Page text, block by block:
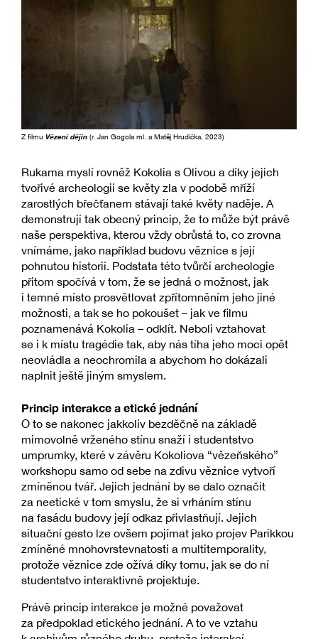
Z filmu Vězení dějin (r. Jan Gogola ml. a Matěj Hrudička, 2023)
Rukama myslí rovněž Kokolia s Olivou a díky jejich
tvořivé archeologii se květy zla v podobě mříží
zarostlých břečťanem stávají také květy naděje. A
demonstrují tak obecný princip, že to může být právě
naše perspektiva, kterou vždy obrůstá to, co zrovna
vnímáme, jako například budovu věznice s její
pohnutou historií. Podstata této tvůrčí archeologie
přitom spočívá v tom, že se jedná o možnost, jak
i temné místo prosvětlovat zpřítomněním jeho jiné
možnosti, a tak se ho pokoušet – jak ve filmu
poznamenává Kokolia – odklít. Neboli vztahovat
se i k místu tragédie tak, aby nás tíha jeho moci opět
neovládla a neochromila a abychom ho dokázali
naplnit ještě jiným smyslem.
Princip interakce a etické jednání
O to se nakonec jakkoliv bezděčně na základě
mimovolně vrženého stínu snaží i studentstvo
umprumky, které v závěru Kokoliova “vězeňského”
workshopu samo od sebe na zdivu věznice vytvoří
zmíněnou tvář. Jejich jednání by se dalo označit
za neetické v tom smyslu, že si vrháním stínu
na fasádu budovy její odkaz přivlastňují. Jejich
situační gesto lze ovšem pojímat jako projev Parikkou
zmíněné mnohovrstevnatosti a multitemporality,
protože věznice zde ožívá díky tomu, jak se do ní
studentstvo interaktivně projektuje.
Právě princip interakce je možné považovat
za předpoklad etického jednání. A to ve vztahu